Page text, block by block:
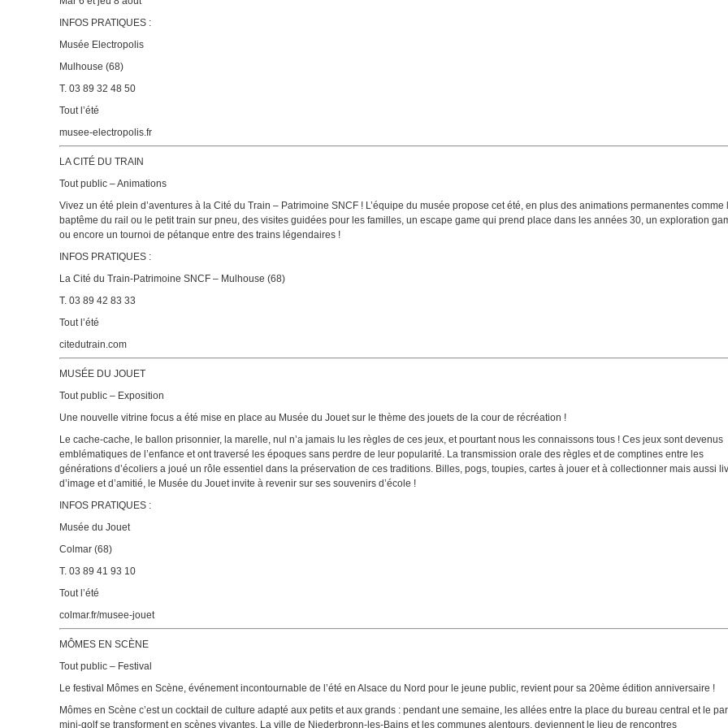
INFOS PRATIQUES :
Musée Electropolis
Mulhouse (68)
T. 03 89 32 48 50
Tout l’été
musee-electropolis.fr
LA CITÉ DU TRAIN
Tout public – Animations
Vivez un été plein d’aventures à la Cité du Train – Patrimoine SNCF ! L’équipe du musée propose cet été, en plus des animations permanentes comme
baptême du rail ou le petit train sur pneu, des visites guidées pour les familles, un escape game qui prend place dans les années 30, un exploration
ou encore un tournoi de pétanque entre des trains légendaires !
INFOS PRATIQUES :
La Cité du Train-Patrimoine SNCF – Mulhouse (68)
T. 03 89 42 83 33
Tout l’été
citedutrain.com
MUSÉE DU JOUET
Tout public – Exposition
Une nouvelle vitrine focus a été mise en place au Musée du Jouet sur le thème des jouets de la cour de récréation !
Le cache-cache, le ballon prisonnier, la marelle, nul n’a jamais lu les règles de ces jeux, et pourtant nous les connaissons tous ! Ces jeux sont devenus
emblématiques de l’enfance et ont traversé les époques sans perdre de leur popularité. La transmission orale des règles et de comptines entre les
générations d’écoliers a joué un rôle essentiel dans la préservation de ces traditions. Billes, pogs, toupies, cartes à jouer et à collectionner mais aussi
d’image et d’amitié, le Musée du Jouet invite à revenir sur ses souvenirs d’école !
INFOS PRATIQUES :
Musée du Jouet
Colmar (68)
T. 03 89 41 93 10
Tout l’été
colmar.fr/musee-jouet
MÔMES EN SCÈNE
Tout public – Festival
Le festival Mômes en Scène, événement incontournable de l’été en Alsace du Nord pour le jeune public, revient pour sa 20ème édition anniversaire !
Mômes en Scène c’est un cocktail de culture adapté aux petits et aux grands : pendant une semaine, les allées entre la place du bureau central et le
mini-golf se transforment en scènes vivantes. La ville de Niederbronn-les-Bains et les communes alentours, deviennent le lieu de rencontres